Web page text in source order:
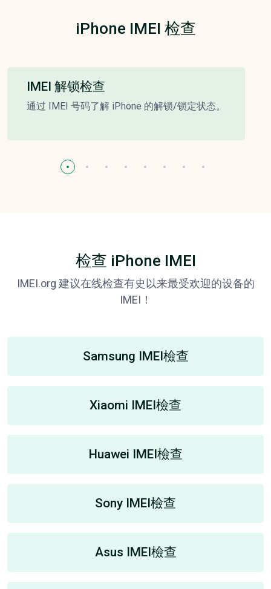
iPhone IMEI 检查
IMEI 解锁检查
通过 IMEI 号码了解 iPhone 的解锁/锁定状态。
检查 iPhone IMEI
IMEI.org 建议在线检查有史以来最受欢迎的设备的
IMEI！
Samsung IMEI檢查
Xiaomi IMEI檢查
Huawei IMEI檢查
Sony IMEI檢查
Asus IMEI檢查